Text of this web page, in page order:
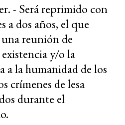
- Será reprimido con
a dos años, el que
reunión de
y/o la
a la humanidad de los
crímenes de lesa
durante el